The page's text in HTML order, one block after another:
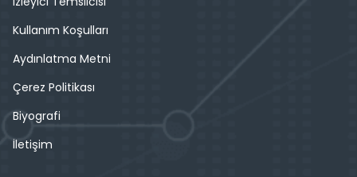
Kullanım Koşulları
Aydınlatma Metni
Çerez Politikası
Biyografi
İletişim